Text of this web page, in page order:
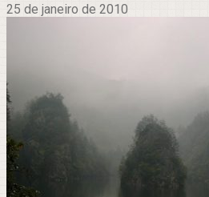
25 de janeiro de 2010